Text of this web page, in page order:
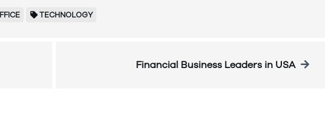
TECHNOLOGY
Financial Business Leaders in USA